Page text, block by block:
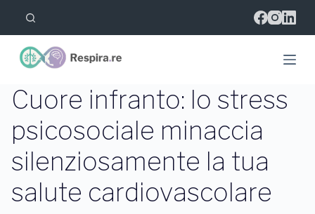
l
l
c
n
t
n
t
o
Cuore infranto: lo stress
psicosociale minaccia
silenziosamente la tua
salute cardiovascolare